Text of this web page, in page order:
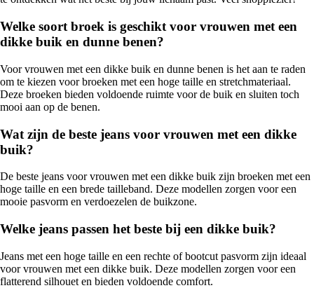
Welke soort broek is geschikt voor vrouwen met een
dikke buik en dunne benen?
Voor vrouwen met een dikke buik en dunne benen is het aan te raden
om te kiezen voor broeken met een hoge taille en stretchmateriaal.
Deze broeken bieden voldoende ruimte voor de buik en sluiten toch
mooi aan op de benen.
Wat zijn de beste jeans voor vrouwen met een dikke
buik?
De beste jeans voor vrouwen met een dikke buik zijn broeken met een
hoge taille en een brede tailleband. Deze modellen zorgen voor een
mooie pasvorm en verdoezelen de buikzone.
Welke jeans passen het beste bij een dikke buik?
Jeans met een hoge taille en een rechte of bootcut pasvorm zijn ideaal
voor vrouwen met een dikke buik. Deze modellen zorgen voor een
flatterend silhouet en bieden voldoende comfort.